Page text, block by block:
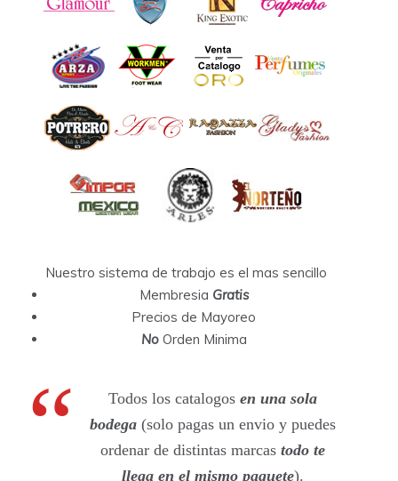
Nuestro sistema de trabajo es el mas sencillo
Membresia Gratis
Precios de Mayoreo
NoOrden Minima
Todos los catalogos en una sola
bodega (solo pagas un envio y puedes
ordenar de distintas marcastodo te
llega en el mismo paquete).